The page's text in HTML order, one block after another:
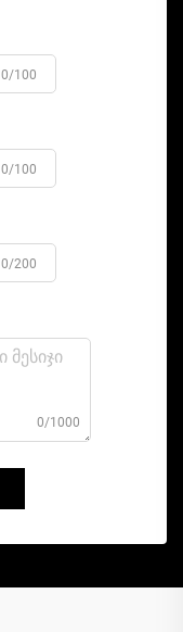
0/100
0/100
0/200
0/1000